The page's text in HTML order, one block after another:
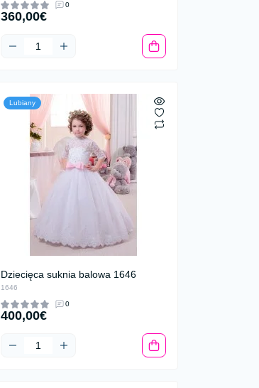
0
360,00€
Lubiany
Dziecięca suknia balowa 1646
1646
0
400,00€